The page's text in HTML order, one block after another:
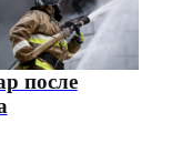
после